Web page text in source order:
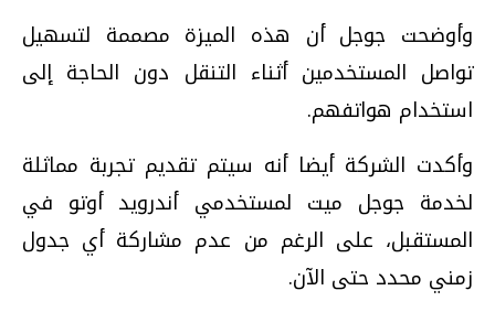
وأوضحت جوجل أن هذه الميزة مصممة لتسهيل
تواصل المستخدمين أثناء التنقل دون الحاجة إلى
استخدام هواتفهم.
وأكدت الشركة أيضا أنه سيتم تقديم تجربة مماثلة
لخدمة جوجل ميت لمستخدمي أندرويد أوتو في
المستقبل، على الرغم من عدم مشاركة أي جدول
زمني محدد حتى الآن.